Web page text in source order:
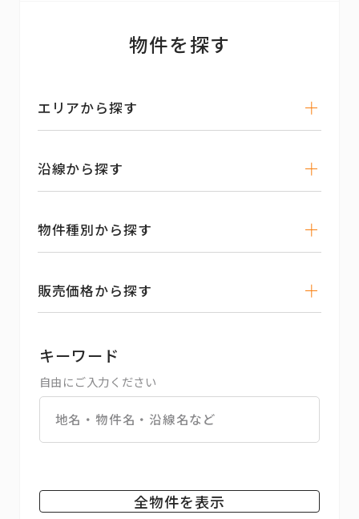
物件を探す
エリアから探す
沿線から探す
物件種別から探す
販売価格から探す
キーワード
自由にご入力ください
全物件を表示